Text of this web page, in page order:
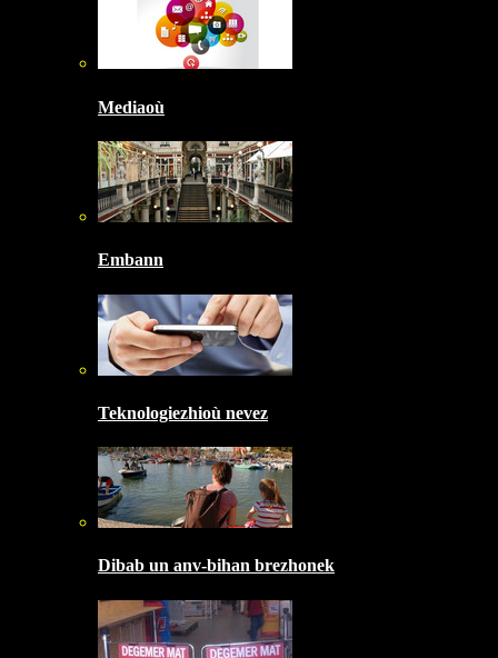
Mediaoù
Embann
Teknologiezhioù nevez
Dibab un anv-bihan brezhonek